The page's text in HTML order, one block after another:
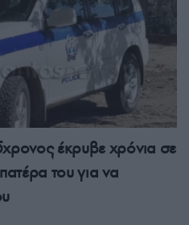
έκρυβε χρόνια σε
του για να